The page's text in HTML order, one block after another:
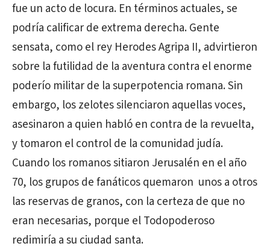
fue un acto de locura. En términos actuales, se
podría calificar de extrema derecha. Gente
sensata, como el rey Herodes Agripa II, advirtieron
sobre la futilidad de la aventura contra el enorme
poderío militar de la superpotencia romana. Sin
embargo, los zelotes silenciaron aquellas voces,
asesinaron a quien habló en contra de la revuelta,
y tomaron el control de la comunidad judía.
Cuando los romanos sitiaron Jerusalén en el año
70, los grupos de fanáticos quemaron unos a otros
las reservas de granos, con la certeza de que no
eran necesarias, porque el Todopoderoso
redimiría a su ciudad santa.